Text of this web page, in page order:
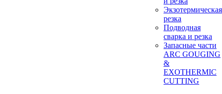
Экзотермическая
резка
Подводная
сварка и резка
Запасные части
ARC GOUGING
&
EXOTHERMIC
CUTTING